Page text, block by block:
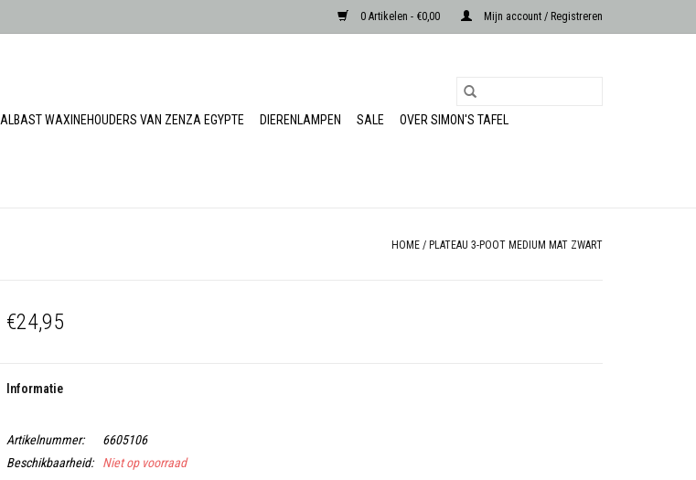
0 Artikelen - €0,00 Mijn account / Registreren
ALBAST WAXINEHOUDERS VAN ZENZA EGYPTE DIERENLAMPEN SALE
OVER SIMON'S TAFEL
HOME / PLATEAU 3-POOT MEDIUM MAT ZWART
€24,95
Informatie
Artikelnummer:
6605106
Beschikbaarheid:
Niet op voorraad